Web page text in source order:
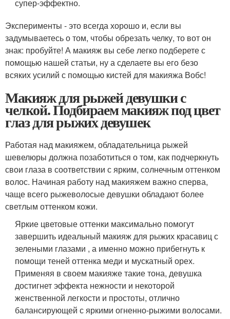
супер-эффектно.
Эксперименты - это всегда хорошо и, если вы
задумываетесь о том, чтобы обрезать челку, то вот он
знак: пробуйте! А макияж вы себе легко подберете с
помощью нашей статьи, ну а сделаете вы его безо
всяких усилий с помощью кистей для макияжа Вобс!
Макияж для рыжей девушки с
челкой. Подбираем макияж под цвет
глаз для рыжих девушек
Работая над макияжем, обладательница рыжей
шевелюры должна позаботиться о том, как подчеркнуть
свои глаза в соответствии с ярким, солнечным оттенком
волос. Начиная работу над макияжем важно сперва,
чаще всего рыжеволосые девушки обладают более
светлым оттенком кожи.
Яркие цветовые оттенки максимально помогут
завершить идеальный макияж для рыжих красавиц с
зелеными глазами , а именно можно прибегнуть к
помощи теней оттенка меди и мускатный орех.
Применяя в своем макияже такие тона, девушка
достигнет эффекта нежности и некоторой
женственной легкости и простоты, отлично
балансирующей с яркими огненно-рыжими волосами.